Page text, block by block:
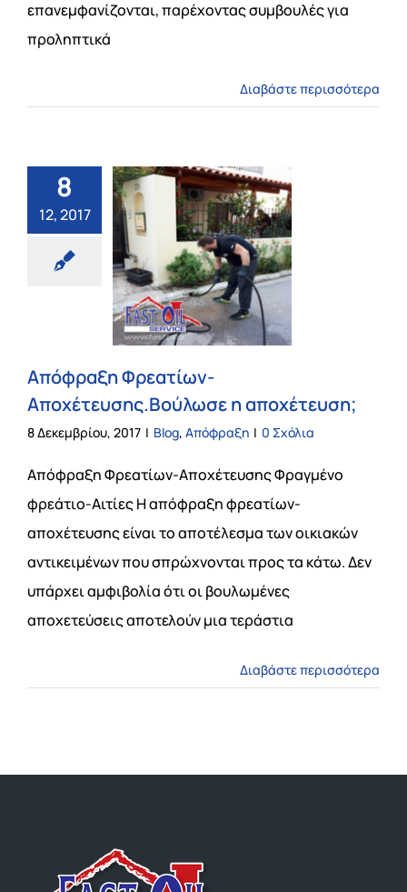
επανεμφανίζονται, παρέχοντας συμβουλές για
προληπτικά
Διαβάστε περισσότερα
8
12, 2017
Απόφραξη Φρεατίων-
Αποχέτευσης.Βούλωσε η αποχέτευση;
8 Δεκεμβρίου, 2017 | Blog, Απόφραξη | 0 Σχόλια
Απόφραξη Φρεατίων-Αποχέτευσης Φραγμένο
φρεάτιο-Αιτίες Η απόφραξη φρεατίων-
αποχέτευσης είναι το αποτέλεσμα των οικιακών
αντικειμένων που σπρώχνονται προς τα κάτω. Δεν
υπάρχει αμφιβολία ότι οι βουλωμένες
αποχετεύσεις αποτελούν μια τεράστια
Διαβάστε περισσότερα